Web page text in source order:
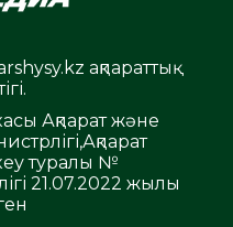
ақпараттық
Ақпарат және
туралы №
21.07.2022 жылы